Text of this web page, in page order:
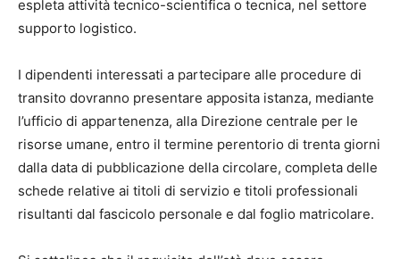
espleta attività tecnico-scientifica o tecnica, nel settore
supporto logistico.
I dipendenti interessati a partecipare alle procedure di
transito dovranno presentare apposita istanza, mediante
l’ufficio di appartenenza, alla Direzione centrale per le
risorse umane, entro il termine perentorio di trenta giorni
dalla data di pubblicazione della circolare, completa delle
schede relative ai titoli di servizio e titoli professionali
risultanti dal fascicolo personale e dal foglio matricolare.